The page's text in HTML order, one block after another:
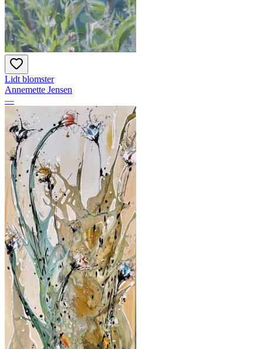
Lidt blomster
Annemette Jensen
—